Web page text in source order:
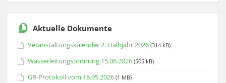
Aktuelle Dokumente
Veranstaltungskalender 2. Halbjahr 2026 (314 kB)
Wasserleitungsordnung 15.06.2026 (505 kB)
GR-Protokoll vom 18.05.2026 (1 MB)